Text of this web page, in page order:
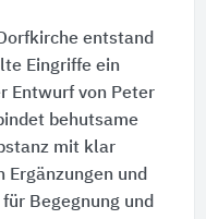
entstand
Eingriffe ein
Entwurf von Peter
behutsame
mit klar
und
Begegnung und